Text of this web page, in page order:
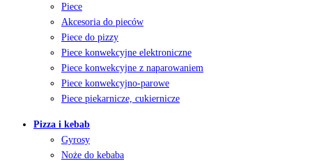
Piece
Akcesoria do pieców
Piece do pizzy
Piece konwekcyjne elektroniczne
Piece konwekcyjne z naparowaniem
Piece konwekcyjno-parowe
Piece piekarnicze, cukiernicze
Pizza i kebab
Gyrosy
Noże do kebaba